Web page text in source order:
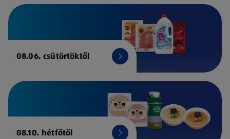
08.06. csütörtöktől
08.10. hétfőtől